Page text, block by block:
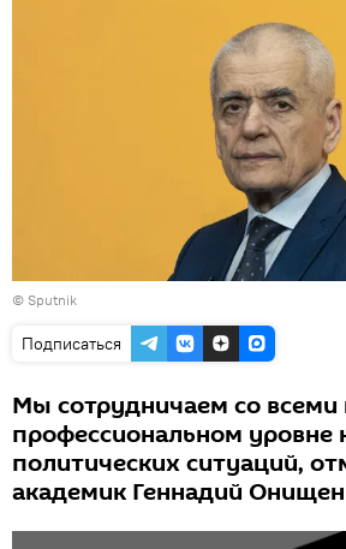
© Sputnik
Подписаться
Мы сотрудничаем со всеми
профессиональном уровне
политических ситуаций,
академик Геннадий